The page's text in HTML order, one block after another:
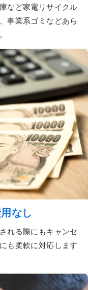
など家電リサイクル
事業系ゴミなどあら
なし
れる際にもキャンセ
も柔軟に対応します